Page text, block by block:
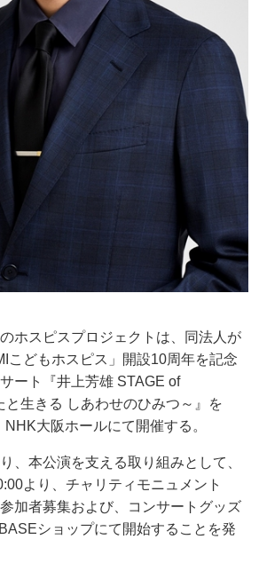
ホスピスプロジェクトは、同法人が
こどもホスピス」開設10周年を記念
ート『井上芳雄 STAGE of
と生きる しあわせのひみつ～』を
大阪ホールにて開催する。
、本公演を支える取り組みとして、
より、チャリティモニュメント
加者募集および、コンサートグッズ
ショップにて開始することを発